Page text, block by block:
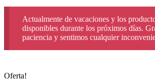
Actualmente de vacaciones y los
disponibles durante los próximos días.
paciencia y sentimos cualquier
Oferta!